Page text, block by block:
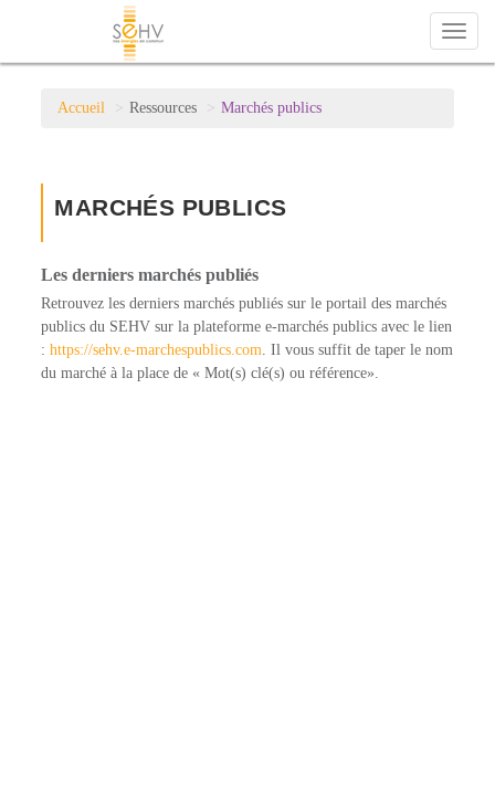
Toggle
Accueil Ressources Marchés publics
MARCHÉS PUBLICS
Les derniers marchés publiés
Retrouvez les derniers marchés publiés sur le portail des marchés
publics du SEHV sur la plateforme e-marchés publics avec le lien
:https://sehv.e-marchespublics.com . Il vous suffit de taper le nom
du marché à la place de « Mot(s) clé(s) ou référence».